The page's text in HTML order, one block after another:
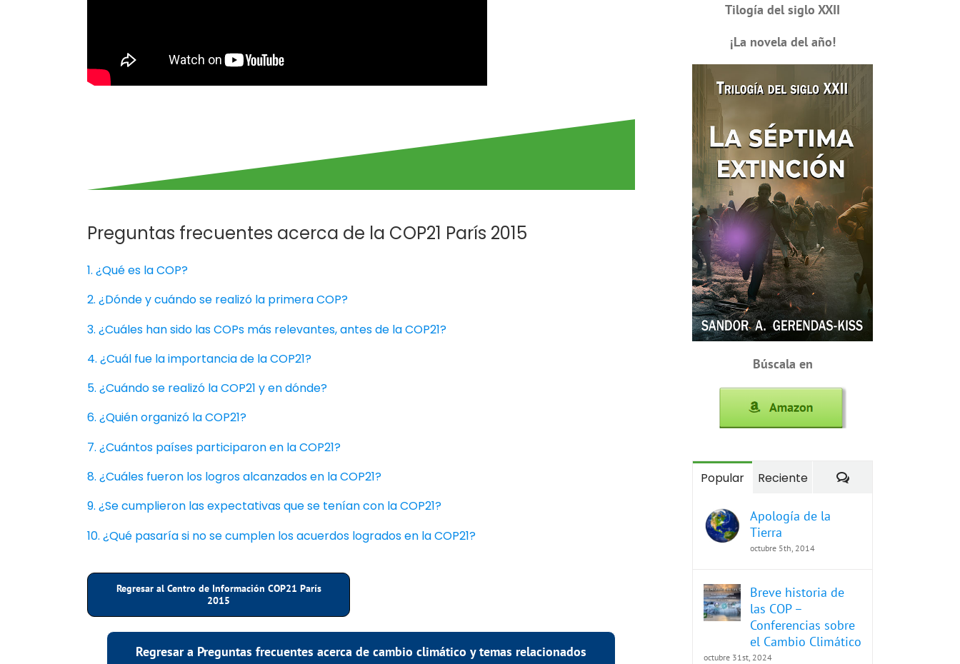
Preguntas frecuentes acerca de la COP21 París 2015
1. ¿Qué es la COP?
2. ¿Dónde y cuándo se realizó la primera COP?
3. ¿Cuáles han sido las COPs más relevantes, antes de la COP21?
4. ¿Cuál fue la importancia de la COP21?
5. ¿Cuándo se realizó la COP21 y en dónde?
6. ¿Quién organizó la COP21?
7. ¿Cuántos países participaron en la COP21?
8. ¿Cuáles fueron los logros alcanzados en la COP21?
9. ¿Se cumplieron las expectativas que se tenían con la COP21?
10. ¿Qué pasaría si no se cumplen los acuerdos logrados en la COP21?
Regresar al Centro de Información COP21 París
2015
Regresar a Preguntas frecuentes acerca de cambio climático y temas relacionados
Tilogía del siglo XXII
¡La novela del año!
Búscala en
Popular Reciente Comentarios
Apología de la
Tierra
octubre 5th, 2014
Breve historia de
las COP –
Conferencias sobre
el Cambio Climático
octubre 31st, 2024